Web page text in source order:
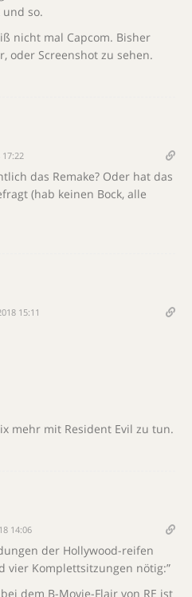
und so.
nicht mal Capcom. Bisher
oder Screenshot zu sehen.
17:22
das Remake? Oder hat das
(hab keinen Bock, alle
15:11
mehr mit Resident Evil zu tun.
14:06
der Hollywood-reifen
vier Komplettsitzungen nötig:”
dem B-Movie-Flair von RE ist